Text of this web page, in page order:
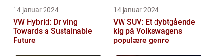
14 januar 2024
VW Hybrid: Driving
Towards a Sustainable
Future
14 januar 2024
VW SUV: Et dybtgående
kig på Volkswagens
populære genre